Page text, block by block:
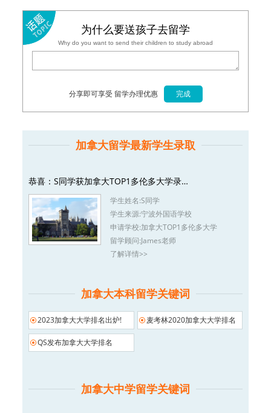
为什么要送孩子去留学
Why do you want to send their children to study abroad
分享即可享受 留学办理优惠
加拿大留学最新学生录取
恭喜：S同学获加拿大TOP1多伦多大学录…
学生姓名:S同学
学生来源:宁波外国语学校
申请学校:加拿大TOP1多伦多大学
留学顾问:James老师
了解详情>>
加拿大本科留学关键词
2023加拿大大学排名出炉! 麦考林2020加拿大大学排名
QS发布加拿大大学排名
加拿大中学留学关键词